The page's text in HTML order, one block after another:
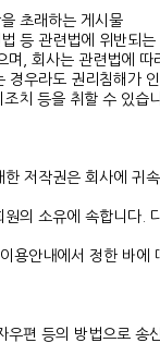
초래하는 게시물
등 관련법에 위반되
, 회사는 관련법에 따
우라도 권리침해가
치 등을 취할 수 있습
저작권은 회사에 귀
의 소유에 속합니다.
안내에서 정한 바에
편 등의 방법으로 송